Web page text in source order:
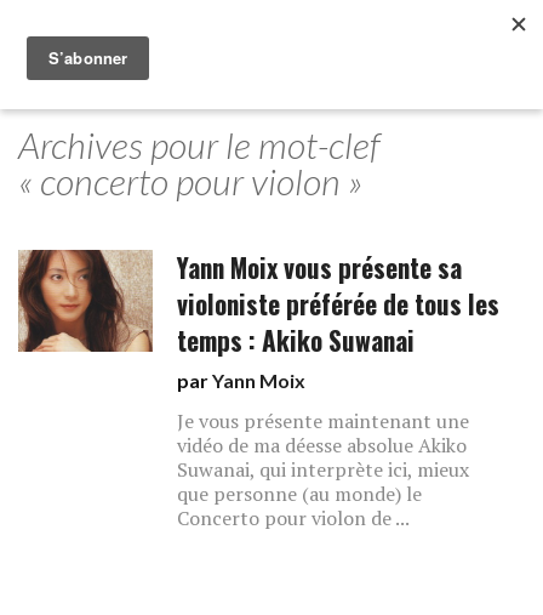
Archives pour le mot-clef
« concerto pour violon »
Yann Moix vous présente sa
violoniste préférée de tous les
temps : Akiko Suwanai
parYann Moix
Je vous présente maintenant une
vidéo de ma déesse absolue Akiko
Suwanai, qui interprète ici, mieux
que personne (au monde) le
Concerto pour violon de ...